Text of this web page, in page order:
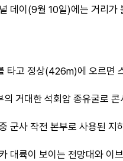
데이(9월 10일)에는 거리가
타고 정상(426m)에 오르면
의 거대한 석회암 종유굴로
군사 작전 본부로 사용된 지
대륙이 보이는 전망대와 이